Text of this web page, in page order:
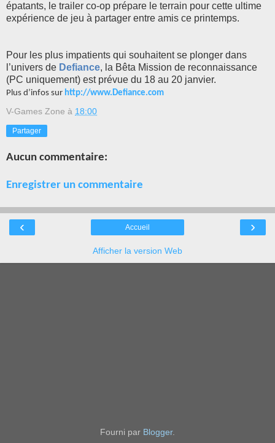
épatants, le trailer co-op prépare le terrain pour cette ultime
expérience de jeu à partager entre amis ce printemps.
Pour les plus impatients qui souhaitent se plonger dans
l’univers de Defiance, la Bêta Mission de reconnaissance
(PC uniquement) est prévue du 18 au 20 janvier.
Plus d’infos sur http://www.Defiance.com
V-Games Zone à 18:00
Partager
Aucun commentaire:
Enregistrer un commentaire
‹ ›
Accueil
Afficher la version Web
Fourni par Blogger.